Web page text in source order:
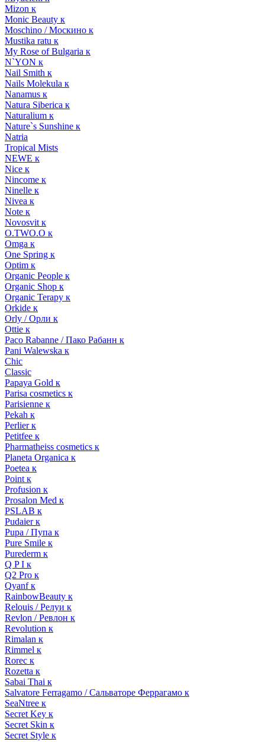
Mizon к
Monic Beauty к
Moschino / Москино к
Mustika ratu к
My Rose of Bulgaria к
N`YON к
Nail Smith к
Nails Molekula к
Nanamus к
Natura Siberica к
Naturalium к
Nature`s Sunshine к
Natria
Tropical Mists
NEWE к
Nice к
Nincome к
Ninelle к
Nivea к
Note к
Novosvit к
O.TWO.O к
Omga к
One Spring к
Optim к
Organic People к
Organic Shop к
Organic Terapy к
Orkide к
Orly / Орли к
Ottie к
Paco Rabanne / Пако Рабанн к
Pani Walewska к
Chic
Classic
Papaya Gold к
Parisa cosmetics к
Parisienne к
Pekah к
Perlier к
Petitfee к
Pharmatheiss cosmetics к
Planeta Organica к
Poetea к
Point к
Profusion к
Prosalon Med к
PSLAB к
Pudaier к
Pupa / Пупа к
Pure Smile к
Purederm к
Q P I к
Q2 Pro к
Qyanf к
RainbowBeauty к
Relouis / Релуи к
Revlon / Ревлон к
Revolution к
Rimalan к
Rimmel к
Rorec к
Rozetta к
Sabai Thai к
Salvatore Ferragamo / Сальваторе Феррагамо к
SeaNtree к
Secret Key к
Secret Skin к
Secret Style к